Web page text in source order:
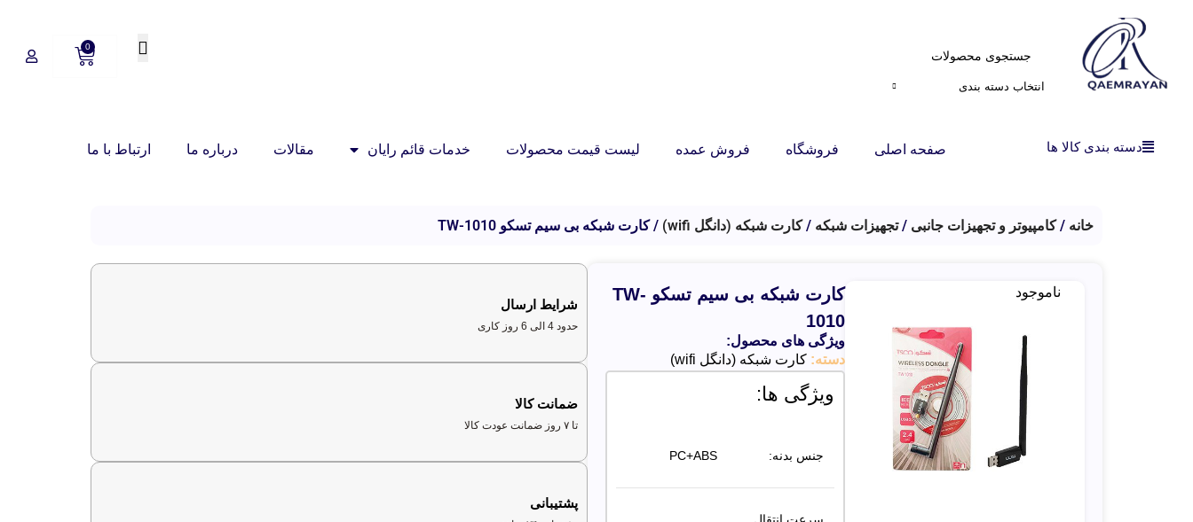
انتخاب دسته بندی
0
دسته بندی کالا ها صفحه اصلی فروشگاه فروش عمده لیست قیمت محصولات خدمات قائم رایان مقالات درباره ما ارتباط با ما
خانه کامپیوتر و تجهیزات جانبی تجهیزات شبکه کارت شبکه (دانگل wifi) کارت شبکه بی سیم تسکو TW-1010
ناموجود
کارت شبکه بی سیم تسکو TW-
1010
ویژگی های محصول:
دسته: کارت شبکه (دانگل wifi)
ویژگی ها:
جنس بدنه: PC+ABS
شرایط ارسال
حدود 4 الی 6 روز کاری
ضمانت کالا
تا ۷ روز ضمانت عودت کالا
پشتیبانی